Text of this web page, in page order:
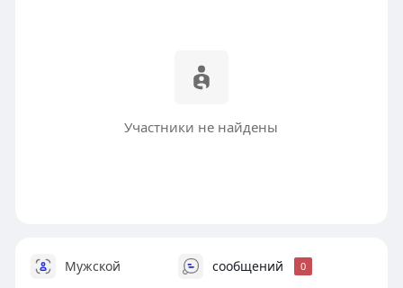
Участники не найдены
Мужской сообщений 0